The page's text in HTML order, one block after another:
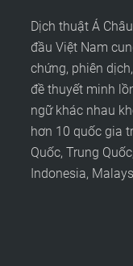
Dịch thuật Á
đầu Việt Nam
chứng, phiên
đề thuyết minh
ngữ khác nhau
hơn 10 quốc gia
Quốc, Trung
Indonesia,